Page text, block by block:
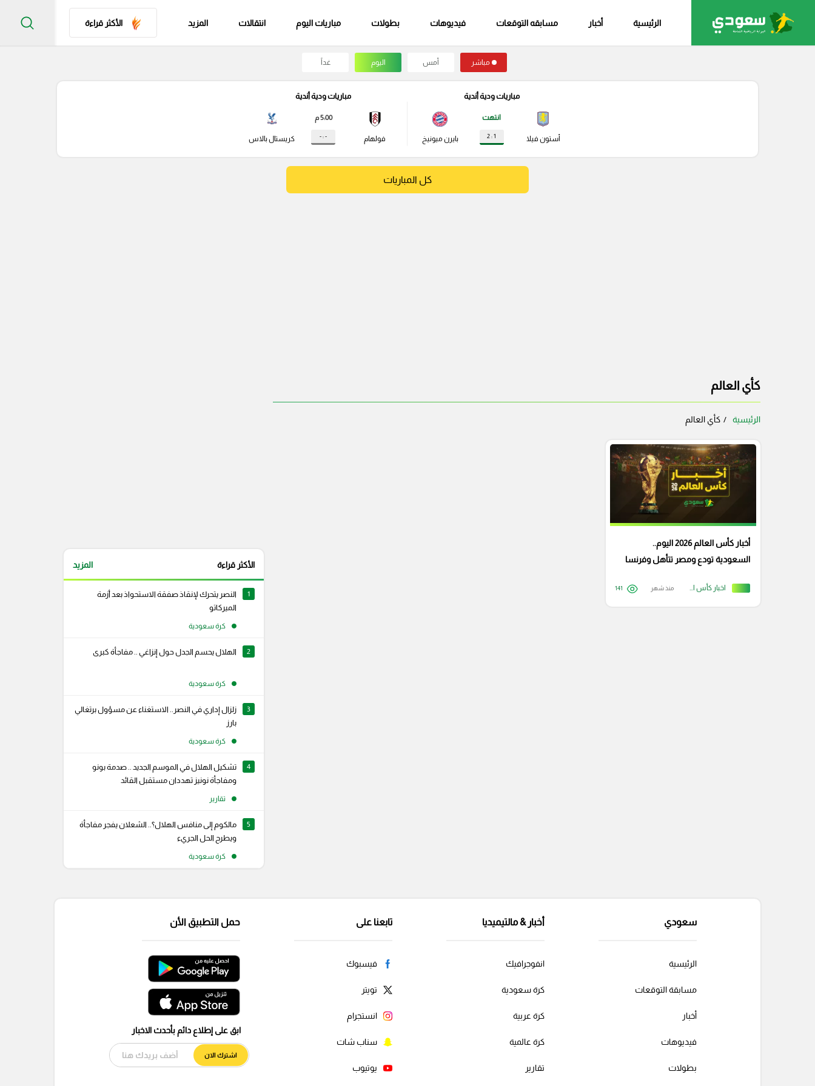
الرئيسية أخبار مسابقه التوقعات فيديوهات بطولات مباريات اليوم انتقالات المزيد الأكثر قراءة
مباشر أمس اليوم غداً
مباريات ودية أندية
أستون فيلا
انتهت
1 : 2 بايرن ميونيخ
مباريات ودية أندية
فولهام
5:00 م
- : - كريستال بالاس
كل المباريات
كأي العالم
الرئيسية كأي العالم
اخبار كأس العالم
أخبار كأس العالم 2026 اليوم..
السعودية تودع ومصر تتأهل وفرنسا
منذ شهر 141
الأكثر قراءة المزيد
1
النصر يتحرك لإنقاذ صفقة الاستحواذ بعد أزمة
الميركاتو
كرة سعودية
2 الهلال يحسم الجدل حول إنزاغي .. مفاجأة كبرى
كرة سعودية
3
زلزال إداري في النصر.. الاستغناء عن مسؤول برتغالي
بارز
كرة سعودية
4
تشكيل الهلال في الموسم الجديد .. صدمة بونو
ومفاجأة نونيز تهددان مستقبل القائد
تقارير
5
مالكوم إلى منافس الهلال؟.. الشعلان يفجر مفاجأة
ويطرح الحل الجريء
كرة سعودية
سعودي
الرئيسية
مسابقة التوقعات
أخبار
فيديوهات
بطولات
أخبار & مالتيميديا
انفوجرافيك
كرة سعودية
كرة عربية
كرة عالمية
تقارير
تابعنا على
فيسبوك
تويتر
انستجرام
سناب شات
يوتيوب
حمل التطبيق الأن
ابق على إطلاع دائم بأحدث الاخبار
اشترك الان